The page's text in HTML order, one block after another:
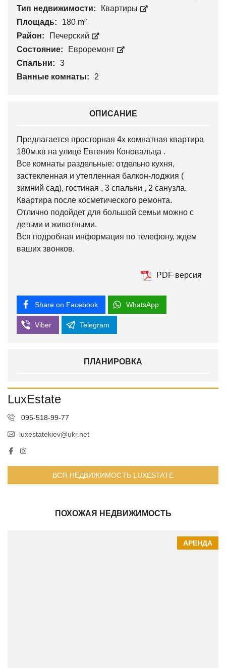
Тип недвижимости:
Квартиры
Площадь:
180 m²
Район:
Печерский
Состояние:
Евроремонт
Спальни:
3
Ванные комнаты:
2
ОПИСАНИЕ
Предлагается просторная 4х комнатная квартира
180м.кв на улице Евгения Коновальца .
Все комнаты раздельные: отдельно кухня,
застекленная и утепленная балкон-лоджия (
зимний сад), гостиная , 3 спальни , 2 санузла.
Квартира после косметического ремонта.
Отлично подойдет для большой семьи можно с
детьми и животными.
Вся подробная информация по телефону, ждем
ваших звонков.
PDF версия
Share on Facebook WhatsApp
Viber Telegram
ПЛАНИРОВКА
LuxEstate
095-518-99-77
luxestatekiev@ukr.net
ВСЯ НЕДВИЖИМОСТЬ LUXESTATE
ПОХОЖАЯ НЕДВИЖИМОСТЬ
АРЕНДА